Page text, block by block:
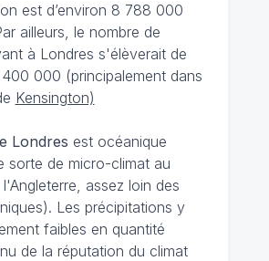
est d’environ 8 788 000
ailleurs, le nombre de
à Londres s'élèverait de
000 (principalement dans
Kensington)
Londres est océanique
sorte de micro-climat au
assez loin des
Les précipitations y
faibles en quantité
de la réputation du climat